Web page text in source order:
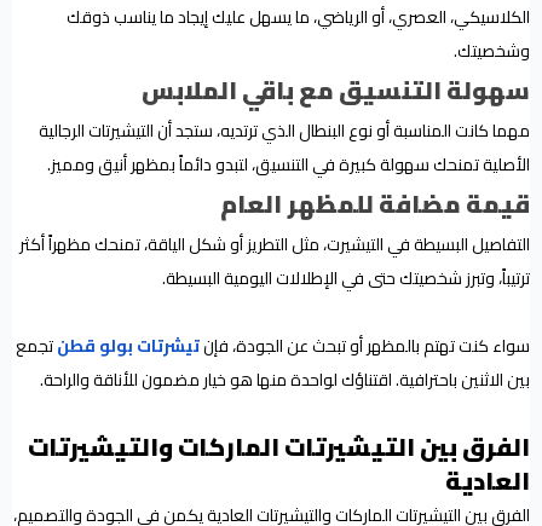
الكلاسيكي، العصري، أو الرياضي، ما يسهل عليك إيجاد ما يناسب ذوقك
وشخصيتك.
سهولة التنسيق مع باقي الملابس
مهما كانت المناسبة أو نوع البنطال الذي ترتديه، ستجد أن التيشيرتات الرجالية
الأصلية تمنحك سهولة كبيرة في التنسيق، لتبدو دائماً بمظهر أنيق ومميز.
قيمة مضافة للمظهر العام
التفاصيل البسيطة في التيشيرت، مثل التطريز أو شكل الياقة، تمنحك مظهراً أكثر
ترتيباً، وتبرز شخصيتك حتى في الإطلالات اليومية البسيطة.
سواء كنت تهتم بالمظهر أو تبحث عن الجودة، فإنتيشرتات بولو قطنتجمع
بين الاثنين باحترافية. اقتناؤك لواحدة منها هو خيار مضمون للأناقة والراحة.
الفرق بين التيشيرتات الماركات والتيشيرتات
العادية
الفرق بين التيشيرتات الماركات والتيشيرتات العادية يكمن في الجودة والتصميم،